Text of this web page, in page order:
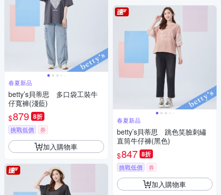
春夏新品
betty’s貝蒂思 多口袋工裝牛
仔寬褲(淺藍)
$879 8折
挑戰低價 券
加入購物車
春夏新品
betty’s貝蒂思 跳色笑臉刺繡
直筒牛仔褲(黑色)
$847 8折
挑戰低價 券
加入購物車